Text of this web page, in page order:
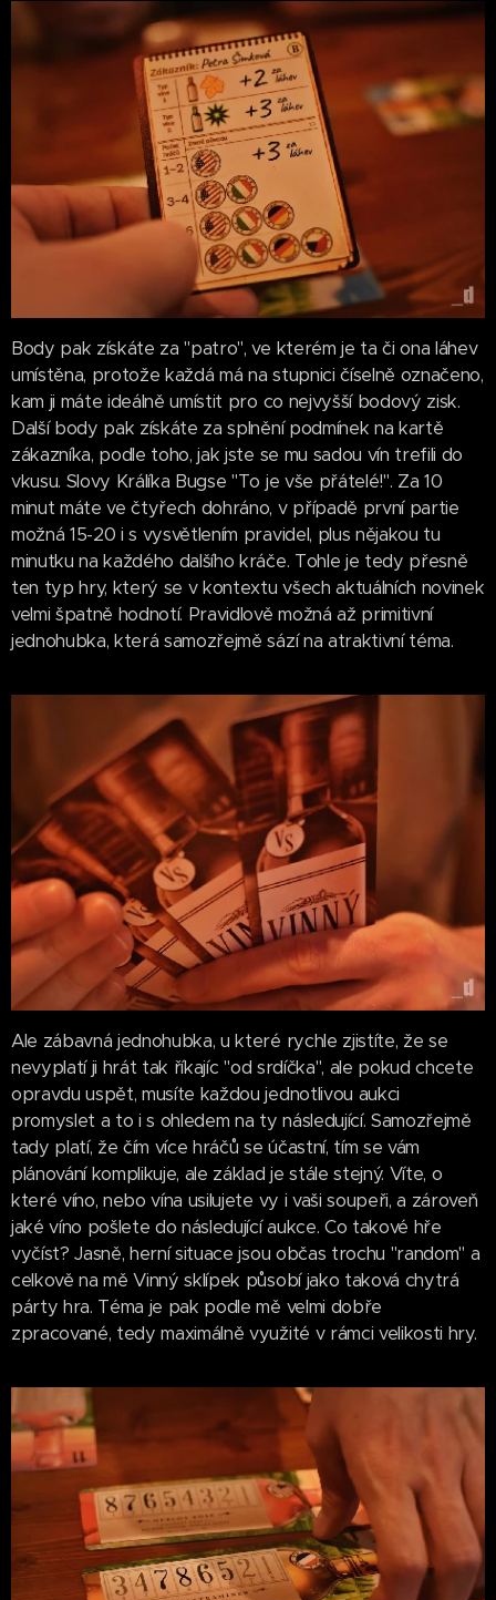
Body pak získáte za "patro", ve kterém je ta či ona láhev
umístěna, protože každá má na stupnici číselně označeno,
kam ji máte ideálně umístit pro co nejvyšší bodový zisk.
Další body pak získáte za splnění podmínek na kartě
zákazníka, podle toho, jak jste se mu sadou vín trefili do
vkusu. Slovy Králíka Bugse "To je vše přátelé!". Za 10
minut máte ve čtyřech dohráno, v případě první partie
možná 15-20 i s vysvětlením pravidel, plus nějakou tu
minutku na každého dalšího kráče. Tohle je tedy přesně
ten typ hry, který se v kontextu všech aktuálních novinek
velmi špatně hodnotí. Pravidlově možná až primitivní
jednohubka, která samozřejmě sází na atraktivní téma.
Ale zábavná jednohubka, u které rychle zjistíte, že se
nevyplatí ji hrát tak říkajíc "od srdíčka", ale pokud chcete
opravdu uspět, musíte každou jednotlivou aukci
promyslet a to i s ohledem na ty následující. Samozřejmě
tady platí, že čím více hráčů se účastní, tím se vám
plánování komplikuje, ale základ je stále stejný. Víte, o
které víno, nebo vína usilujete vy i vaši soupeři, a zároveň
jaké víno pošlete do následující aukce. Co takové hře
vyčíst? Jasně, herní situace jsou občas trochu "random" a
celkově na mě Vinný sklípek působí jako taková chytrá
párty hra. Téma je pak podle mě velmi dobře
zpracované, tedy maximálně využité v rámci velikosti hry.